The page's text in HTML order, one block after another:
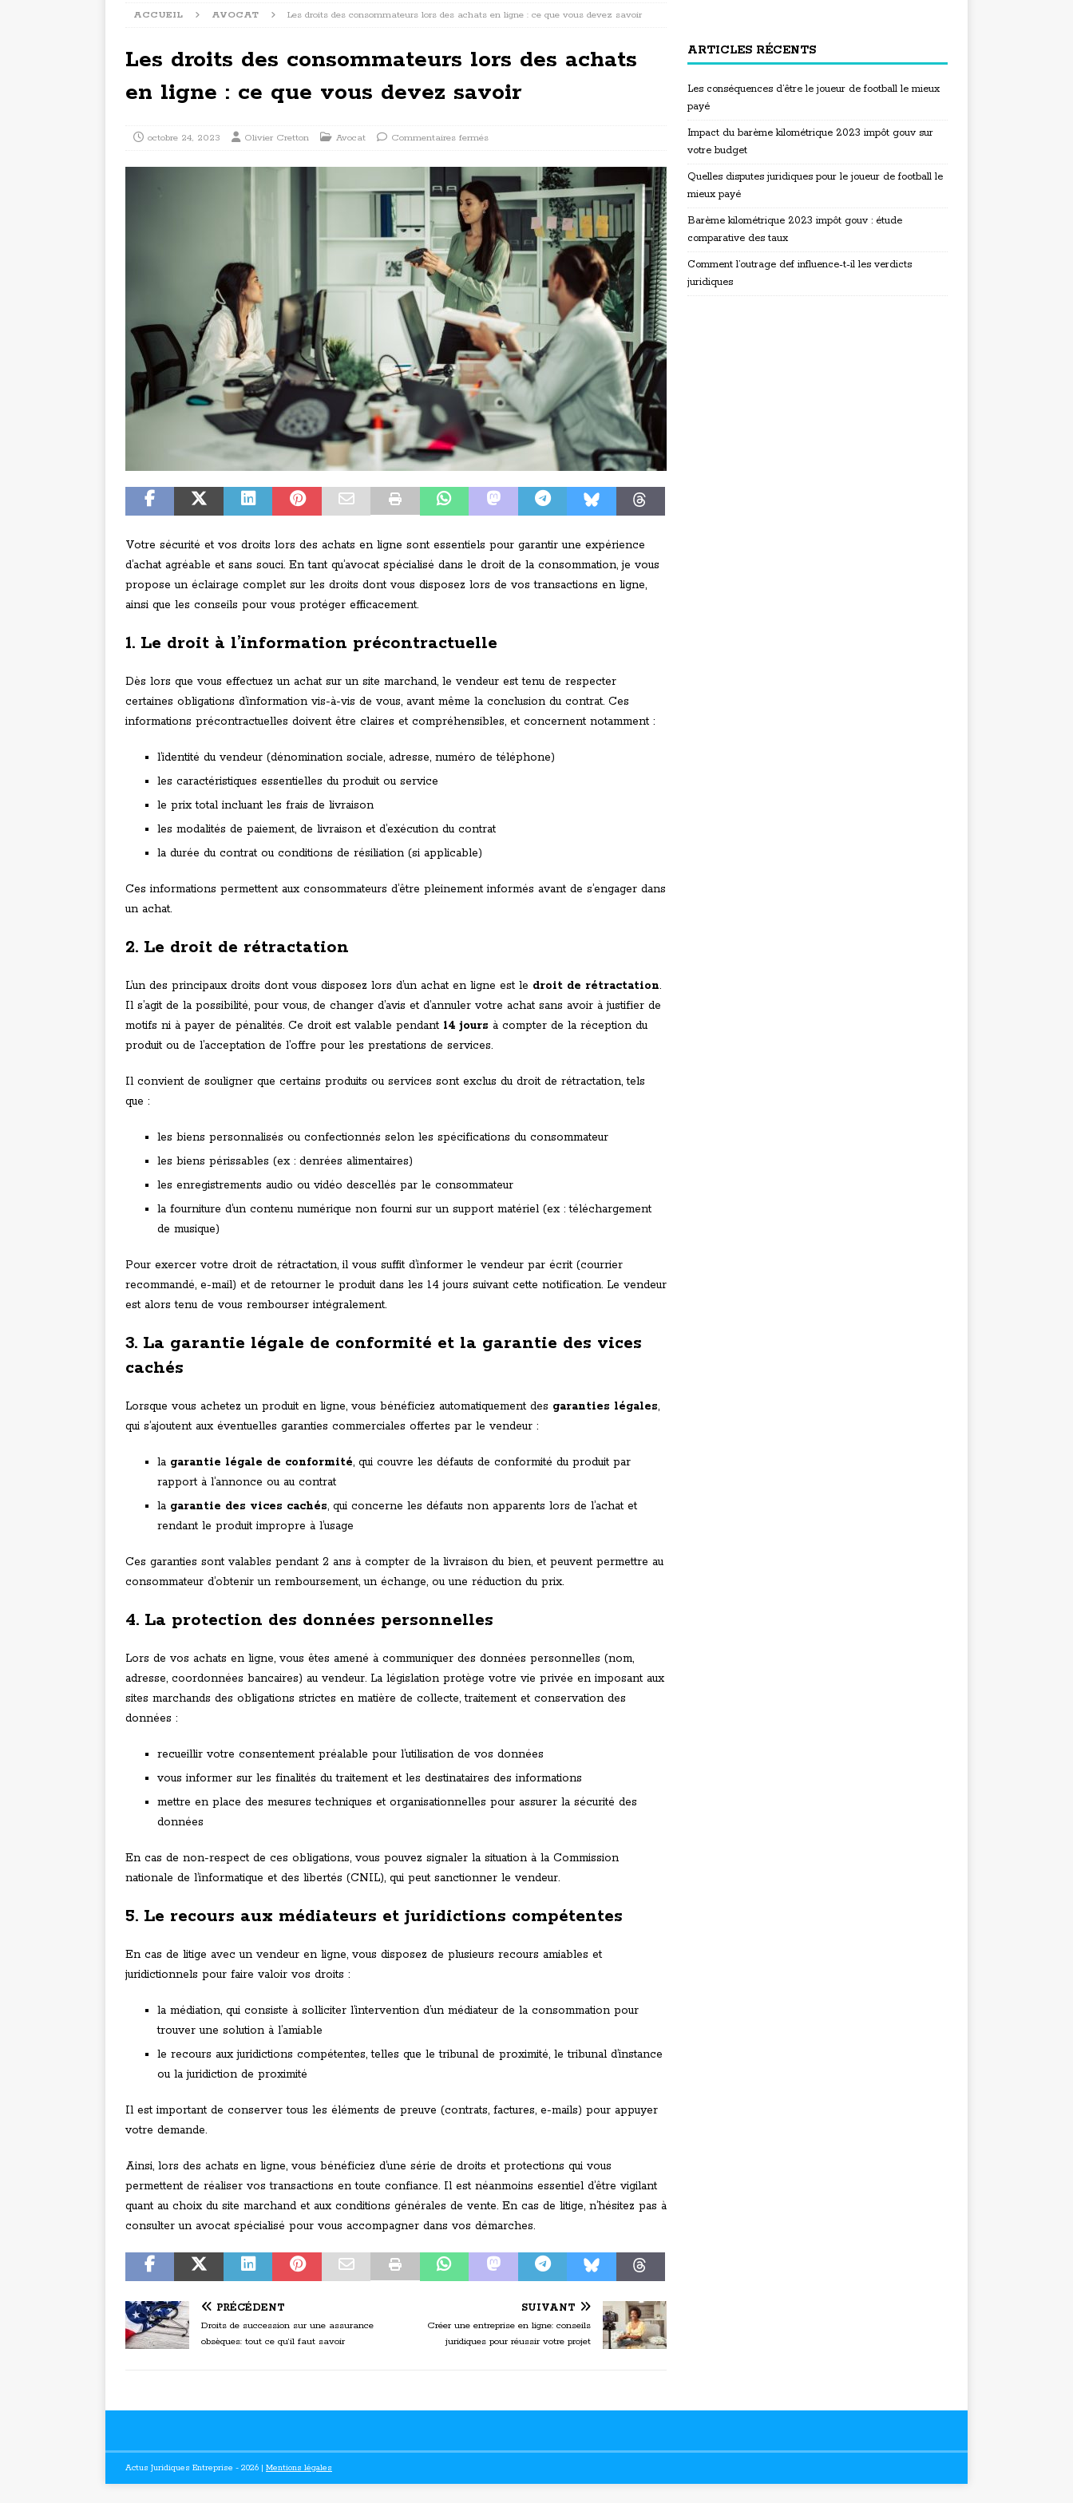
ACCUEIL AVOCAT Les droits des consommateurs lors des achats en ligne : ce que vous devez savoir
Les droits des consommateurs lors des achats
en ligne : ce que vous devez savoir
octobre 24, 2023 Olivier Cretton Avocat Commentaires fermés
Votre sécurité et vos droits lors des achats en ligne sont essentiels pour garantir une expérience
d’achat agréable et sans souci. En tant qu’avocat spécialisé dans le droit de la consommation, je vous
propose un éclairage complet sur les droits dont vous disposez lors de vos transactions en ligne,
ainsi que les conseils pour vous protéger efficacement.
1. Le droit à l’information précontractuelle
Dès lors que vous effectuez un achat sur un site marchand, le vendeur est tenu de respecter
certaines obligations d’information vis-à-vis de vous, avant même la conclusion du contrat. Ces
informations précontractuelles doivent être claires et compréhensibles, et concernent notamment :
l’identité du vendeur (dénomination sociale, adresse, numéro de téléphone)
les caractéristiques essentielles du produit ou service
le prix total incluant les frais de livraison
les modalités de paiement, de livraison et d’exécution du contrat
la durée du contrat ou conditions de résiliation (si applicable)
Ces informations permettent aux consommateurs d’être pleinement informés avant de s’engager dans
un achat.
2. Le droit de rétractation
L’un des principaux droits dont vous disposez lors d’un achat en ligne est le droit de rétractation.
Il s’agit de la possibilité, pour vous, de changer d’avis et d’annuler votre achat sans avoir à justifier de
motifs ni à payer de pénalités. Ce droit est valable pendant 14 jours à compter de la réception du
produit ou de l’acceptation de l’offre pour les prestations de services.
Il convient de souligner que certains produits ou services sont exclus du droit de rétractation, tels
que :
les biens personnalisés ou confectionnés selon les spécifications du consommateur
les biens périssables (ex : denrées alimentaires)
les enregistrements audio ou vidéo descellés par le consommateur
la fourniture d’un contenu numérique non fourni sur un support matériel (ex : téléchargement
de musique)
Pour exercer votre droit de rétractation, il vous suffit d’informer le vendeur par écrit (courrier
recommandé, e-mail) et de retourner le produit dans les 14 jours suivant cette notification. Le vendeur
est alors tenu de vous rembourser intégralement.
3. La garantie légale de conformité et la garantie des vices
cachés
Lorsque vous achetez un produit en ligne, vous bénéficiez automatiquement des garanties légales,
qui s’ajoutent aux éventuelles garanties commerciales offertes par le vendeur :
la garantie légale de conformité, qui couvre les défauts de conformité du produit par
rapport à l’annonce ou au contrat
la garantie des vices cachés, qui concerne les défauts non apparents lors de l’achat et
rendant le produit impropre à l’usage
Ces garanties sont valables pendant 2 ans à compter de la livraison du bien, et peuvent permettre au
consommateur d’obtenir un remboursement, un échange, ou une réduction du prix.
4. La protection des données personnelles
Lors de vos achats en ligne, vous êtes amené à communiquer des données personnelles (nom,
adresse, coordonnées bancaires) au vendeur. La législation protège votre vie privée en imposant aux
sites marchands des obligations strictes en matière de collecte, traitement et conservation des
données :
recueillir votre consentement préalable pour l’utilisation de vos données
vous informer sur les finalités du traitement et les destinataires des informations
mettre en place des mesures techniques et organisationnelles pour assurer la sécurité des
données
En cas de non-respect de ces obligations, vous pouvez signaler la situation à la Commission
nationale de l’informatique et des libertés (CNIL), qui peut sanctionner le vendeur.
5. Le recours aux médiateurs et juridictions compétentes
En cas de litige avec un vendeur en ligne, vous disposez de plusieurs recours amiables et
juridictionnels pour faire valoir vos droits :
la médiation, qui consiste à solliciter l’intervention d’un médiateur de la consommation pour
trouver une solution à l’amiable
le recours aux juridictions compétentes, telles que le tribunal de proximité, le tribunal d’instance
ou la juridiction de proximité
Il est important de conserver tous les éléments de preuve (contrats, factures, e-mails) pour appuyer
votre demande.
Ainsi, lors des achats en ligne, vous bénéficiez d’une série de droits et protections qui vous
permettent de réaliser vos transactions en toute confiance. Il est néanmoins essentiel d’être vigilant
quant au choix du site marchand et aux conditions générales de vente. En cas de litige, n’hésitez pas à
consulter un avocat spécialisé pour vous accompagner dans vos démarches.
PRÉCÉDENT
Droits de succession sur une assurance
obsèques: tout ce qu’il faut savoir
SUIVANT
Créer une entreprise en ligne: conseils
juridiques pour réussir votre projet
ARTICLES RÉCENTS
Les conséquences d’être le joueur de football le mieux
payé
Impact du barème kilométrique 2023 impôt gouv sur
votre budget
Quelles disputes juridiques pour le joueur de football le
mieux payé
Barème kilométrique 2023 impôt gouv : étude
comparative des taux
Comment l’outrage def influence-t-il les verdicts
juridiques
Actus Juridiques Entreprise - 2026 | Mentions légales